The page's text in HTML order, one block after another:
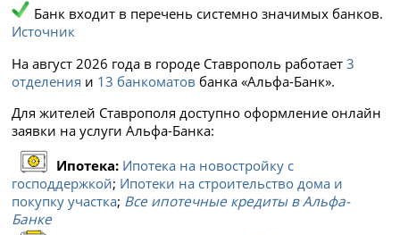
Банк входит в перечень системно значимых банков.
Источник
На август 2026 года в городе Ставрополь работает3
отделения и 13 банкоматов банка «Альфа-Банк».
Для жителей Ставрополя доступно оформление онлайн
заявки на услуги Альфа-Банка:
Ипотека: Ипотека на новостройку с
господдержкой; Ипотеки на строительство дома и
покупку участка; Все ипотечные кредиты в Альфа-
Банке